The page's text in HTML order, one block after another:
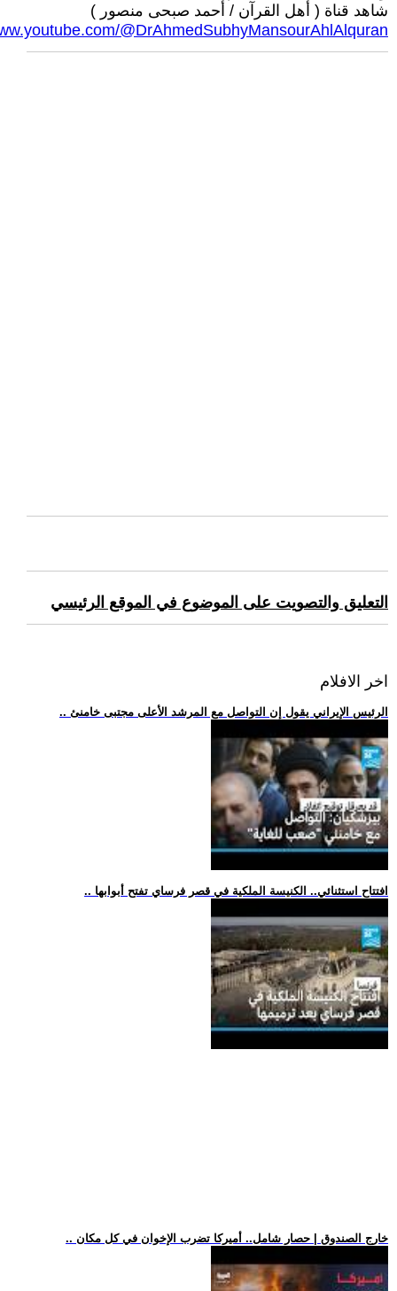
شاهد قناة ( أهل القرآن / أحمد صبحى منصور )
@DrAhmedSubhyMansourAhlAlquran
التعليق والتصويت على الموضوع في الموقع الرئيسي
اخر الافلام
.. الرئيس الإيراني يقول إن التواصل مع المرشد الأعلى مجتبى خامنئ
.. افتتاح استثنائي.. الكنيسة الملكية في قصر فرساي تفتح أبوابها
.. خارج الصندوق | حصار شامل.. أميركا تضرب الإخوان في كل مكان